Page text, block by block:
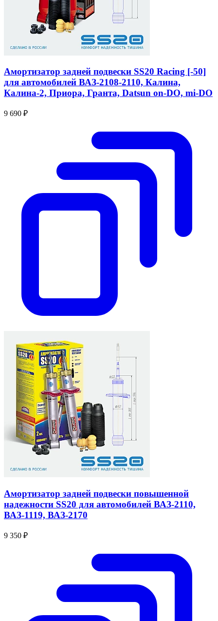
Амортизатор задней подвески SS20 Racing [-50]
для автомобилей ВАЗ-2108-2110, Калина,
Калина-2, Приора, Гранта, Datsun on-DO, mi-DO
9 690 ₽
Амортизатор задней подвески повышенной
надежности SS20 для автомобилей ВАЗ-2110,
ВАЗ-1119, ВАЗ-2170
9 350 ₽